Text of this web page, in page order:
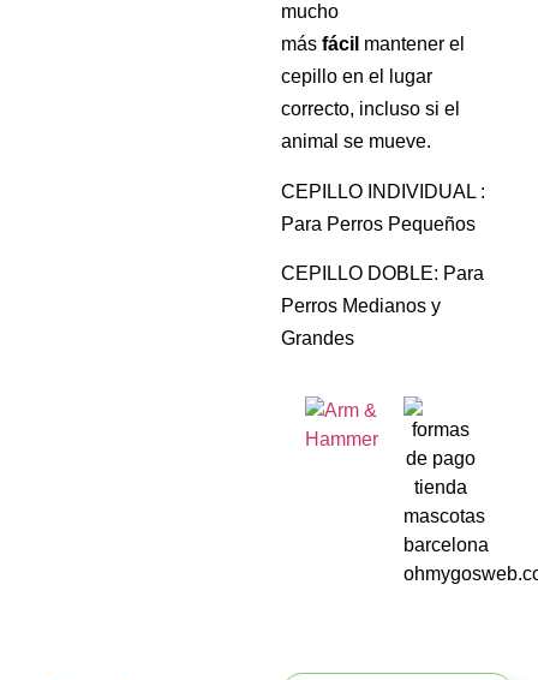
mucho
más fácil mantener el
cepillo en el lugar
correcto, incluso si el
animal se mueve.
CEPILLO INDIVIDUAL :
Para Perros Pequeños
CEPILLO DOBLE: Para
Perros Medianos y
Grandes